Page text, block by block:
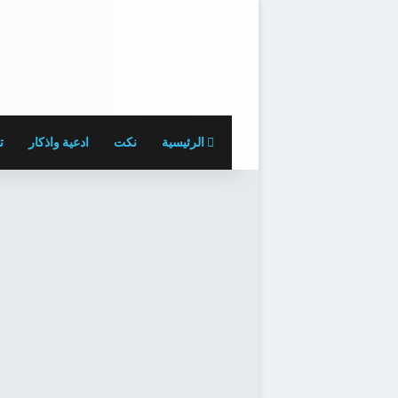
الرئيسية نكت ادعية واذكار